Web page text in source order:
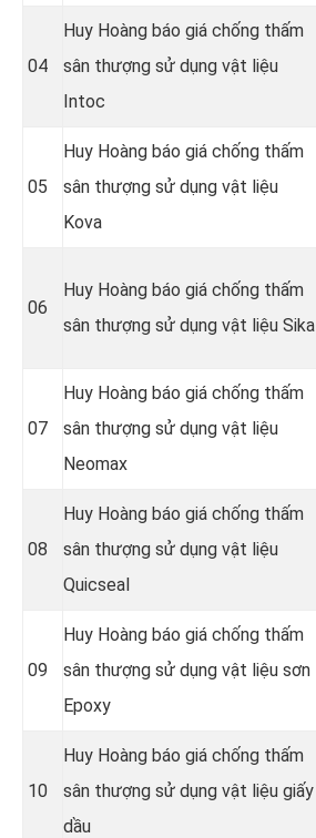
04
Huy Hoàng báo giá chống thấm
sân thượng sử dụng vật liệu
Intoc
05
Huy Hoàng báo giá chống thấm
sân thượng sử dụng vật liệu
Kova
06
Huy Hoàng báo giá chống thấm
sân thượng sử dụng vật liệu Sika
07
Huy Hoàng báo giá chống thấm
sân thượng sử dụng vật liệu
Neomax
08
Huy Hoàng báo giá chống thấm
sân thượng sử dụng vật liệu
Quicseal
09
Huy Hoàng báo giá chống thấm
sân thượng sử dụng vật liệu sơn
Epoxy
10
Huy Hoàng báo giá chống thấm
sân thượng sử dụng vật liệu giấy
dầu